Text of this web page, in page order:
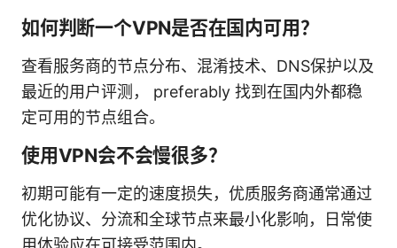
如何判断一个VPN是否在国内可用？
查看服务商的节点分布、混淆技术、DNS保护以及
最近的用户评测， preferably 找到在国内外都稳
定可用的节点组合。
使用VPN会不会慢很多？
初期可能有一定的速度损失，优质服务商通常通过
优化协议、分流和全球节点来最小化影响，日常使